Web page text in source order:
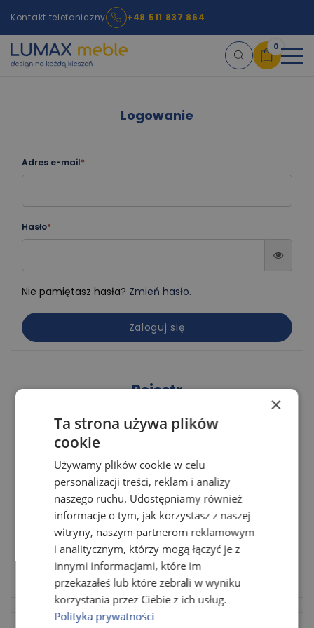
Kontakt telefoniczny +48 511 837 864
0
info:Twój koszyk jest pusty!
KATEGORIE MENU
Meble wypoczynkowe
SYPIALNIA
JADALNIA
Według rodzaju mebli
Meble do 10 dni
NOWOŚCI
KOSZYK
Logowanie
Adres e-mail*
Hasło*
Nie pamiętasz hasła? Zmień hasło.
Zaloguj się
Rejestr
Załóż konto w naszym sklepie, a otrzymasz:
Informacje o złożonym zamówieniu
Dostęp do historii zamówień
Liczne promocje i rabaty
Automatyczne uzupełnianie danych
Utwórz konto
×
Ta strona używa plików
cookie
Używamy plików cookie w celu
personalizacji treści, reklam i analizy
naszego ruchu. Udostępniamy również
informacje o tym, jak korzystasz z naszej
witryny, naszym partnerom reklamowym
i analitycznym, którzy mogą łączyć je z
innymi informacjami, które im
przekazałeś lub które zebrali w wyniku
korzystania przez Ciebie z ich usług.
Polityka prywatności